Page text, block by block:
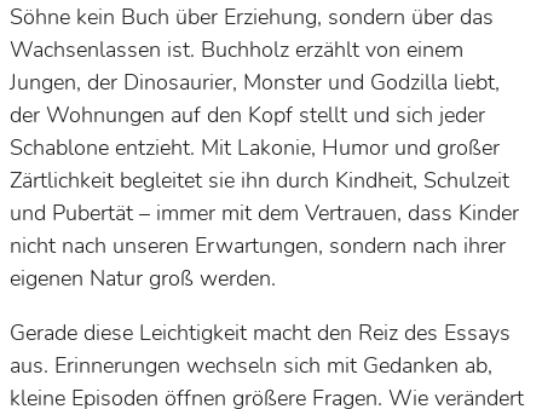
Söhne kein Buch über Erziehung, sondern über das
Wachsenlassen ist. Buchholz erzählt von einem
Jungen, der Dinosaurier, Monster und Godzilla liebt,
der Wohnungen auf den Kopf stellt und sich jeder
Schablone entzieht. Mit Lakonie, Humor und großer
Zärtlichkeit begleitet sie ihn durch Kindheit, Schulzeit
und Pubertät – immer mit dem Vertrauen, dass Kinder
nicht nach unseren Erwartungen, sondern nach ihrer
eigenen Natur groß werden.
Gerade diese Leichtigkeit macht den Reiz des Essays
aus. Erinnerungen wechseln sich mit Gedanken ab,
kleine Episoden öffnen größere Fragen. Wie verändert